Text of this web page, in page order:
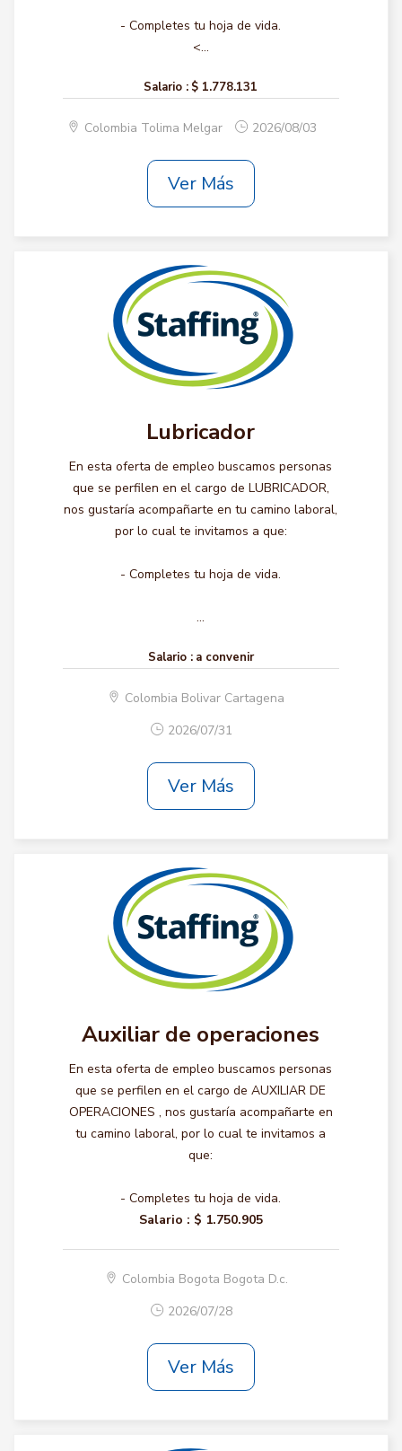
- Completes tu hoja de vida.
<...
Salario : $ 1.778.131
Colombia Tolima Melgar 2026/08/03
Ver Más
Lubricador
En esta oferta de empleo buscamos personas
que se perfilen en el cargo de LUBRICADOR,
nos gustaría acompañarte en tu camino laboral,
por lo cual te invitamos a que:
- Completes tu hoja de vida.
...
Salario : a convenir
Colombia Bolivar Cartagena
2026/07/31
Ver Más
Auxiliar de operaciones
En esta oferta de empleo buscamos personas
que se perfilen en el cargo de AUXILIAR DE
OPERACIONES , nos gustaría acompañarte en
tu camino laboral, por lo cual te invitamos a
que:
- Completes tu hoja de vida.
Salario : $ 1.750.905
Colombia Bogota Bogota D.c.
2026/07/28
Ver Más